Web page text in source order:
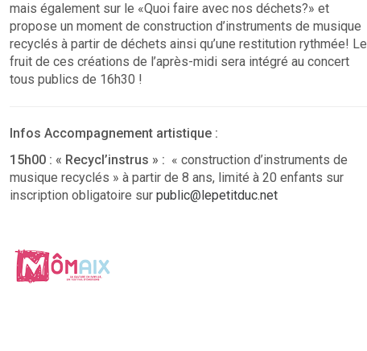
mais également sur le «Quoi faire avec nos déchets?» et
propose un moment de construction d’instruments de musique
recyclés à partir de déchets ainsi qu’une restitution rythmée! Le
fruit de ces créations de l’après-midi sera intégré au concert
tous publics de 16h30 !
Infos Accompagnement artistique :
15h00 : « Recycl’instrus » : « construction d’instruments de
musique recyclés » à partir de 8 ans, limité à 20 enfants sur
inscription obligatoire sur public@lepetitduc.net